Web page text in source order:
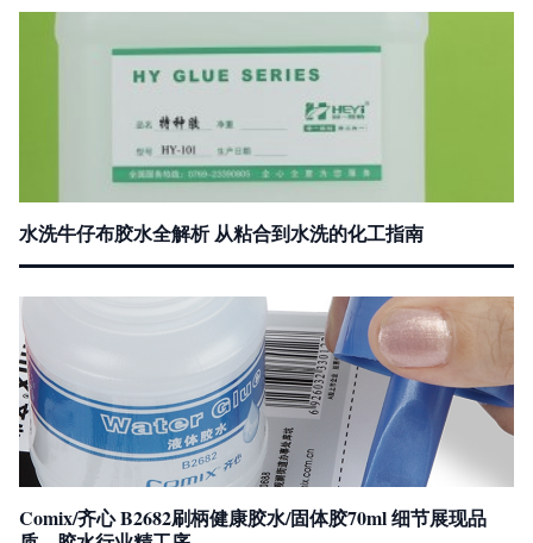
水洗牛仔布胶水全解析 从粘合到水洗的化工指南
Comix/齐心 B2682刷柄健康胶水/固体胶70ml 细节展现品